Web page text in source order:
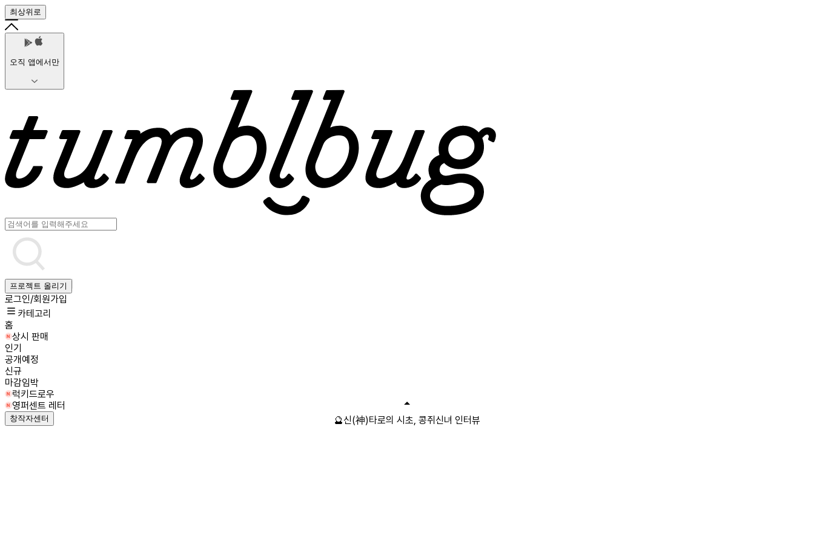
최상위로
오직 앱에서만
프로젝트 올리기
로그인/회원가입
카테고리
홈
상시 판매
인기
공개예정
신규
마감임박
럭키드로우
영퍼센트 레터
창작자센터 🔮신(神)타로의 시초, 콩쥐신녀 인터뷰